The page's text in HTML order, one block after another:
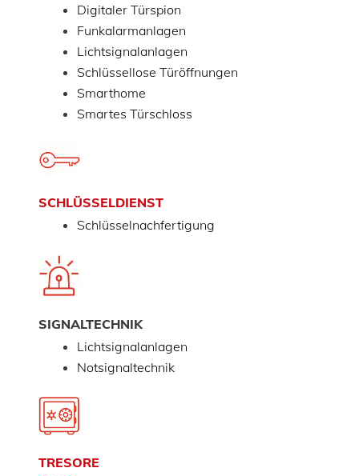
Digitaler Türspion
Funkalarmanlagen
Lichtsignalanlagen
Schlüssellose Türöffnungen
Smarthome
Smartes Türschloss
SCHLÜSSELDIENST
Schlüsselnachfertigung
SIGNALTECHNIK
Lichtsignalanlagen
Notsignaltechnik
TRESORE